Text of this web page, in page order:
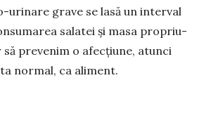
urinare grave se lasă un interval
salatei și masa propriu-
să prevenim o afecțiune, atunci
normal, ca aliment.